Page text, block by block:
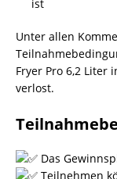
ist
Unter allen
Fryer Pro 6,2 Liter
verlost.
Das
Teilnehmen